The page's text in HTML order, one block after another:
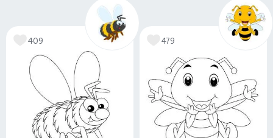
409 479